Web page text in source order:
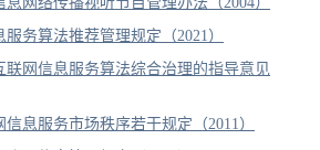
服务算法推荐管理规定（2021）
联网信息服务算法综合治理的指导意见
息服务市场秩序若干规定（2011）